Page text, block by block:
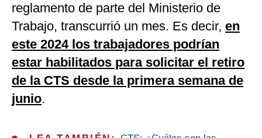
reglamento de parte del Ministerio de
Trabajo, transcurrió un mes. Es decir, en
este 2024 los trabajadores podrían
estar habilitados para solicitar el retiro
de la CTS desde la primera semana de
junio.